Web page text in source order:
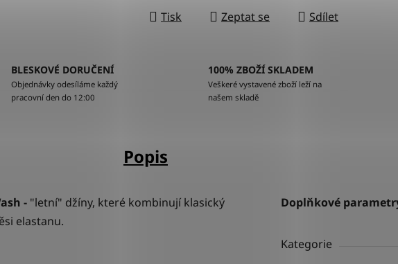
Tisk Zeptat se Sdílet
BLESKOVÉ DORUČENÍ
Objednávky odesíláme každý
pracovní den do 12:00
100% ZBOŽÍ SKLADEM
Veškeré vystavené zboží leží na
našem skladě
Popis
- "letní" džíny, které kombinují klasický
elastanu.
Doplňkové
Kategorie